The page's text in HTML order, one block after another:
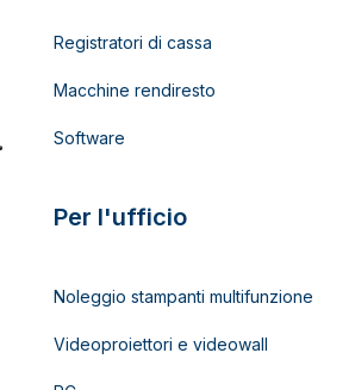
Registratori di cassa
Macchine rendiresto
Software
Per l'ufficio
Noleggio stampanti multifunzione
Videoproiettori e videowall